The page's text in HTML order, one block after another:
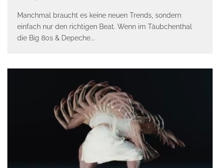
Manchmal braucht es keine neuen Trends, sondern
einfach nur den richtigen Beat. Wenn im Täubchenthal
die Big 80s & Depeche...